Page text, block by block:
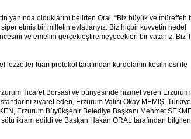
yanında olduklarını belirten Oral, “Biz büyük ve müreffeh
etmiş bir milletin evlatlarıyız. Biz hiçbir kuvvetin hedef
ve emelini gerçekleştiremeyecekleri bir vatanız. Biz
lezzetler fuarı protokol tarafından kurdelanın kesilmesi ile
Ticaret Borsası ve bünyesinde hizmet veren
stantlarını ziyaret eden, Erzurum Valisi Okay MEMİŞ,
Erzurum Büyükşehir Belediye Başkanı Mehmet
ikram edildi ve Başkan Hakan ORAL tarafından